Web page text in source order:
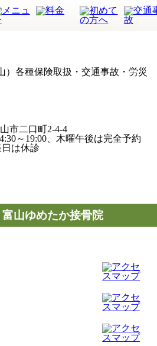
山ゆめたか接骨院